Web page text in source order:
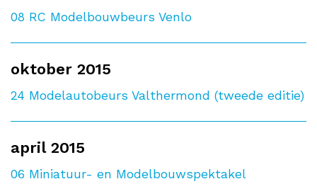
08 RC Modelbouwbeurs Venlo
oktober 2015
24 Modelautobeurs Valthermond (tweede editie)
april 2015
06 Miniatuur- en Modelbouwspektakel